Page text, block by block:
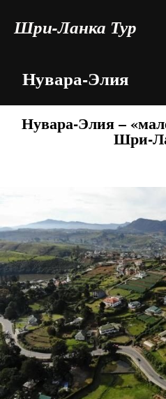
Шри-Ланка Тур
Нувара-Элия
Нувара-Элия –
Шри-